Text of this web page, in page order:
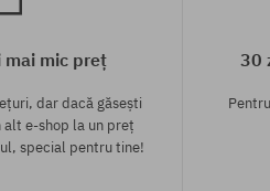
mai mic preț
dar dacă găsești
e-shop la un preț
special pentru tine!
30